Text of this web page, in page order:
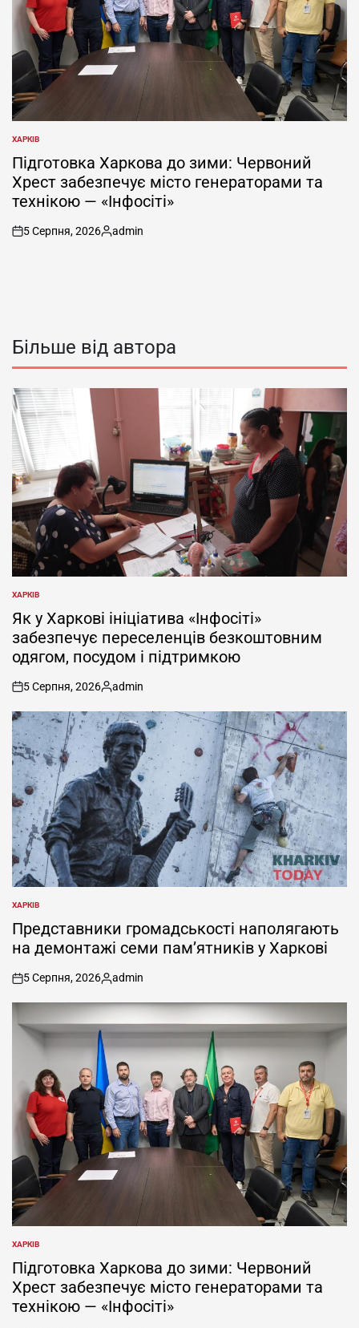
ОПУБЛІКУВАТИ
У
ХАРКІВ
Підготовка Харкова до зими: Червоний
Хрест забезпечує місто генераторами та
технікою — «Інфосіті»
on
5 Серпня, 2026
Опубліковано
admin
Більше від автора
ОПУБЛІКУВАТИ
У
ХАРКІВ
Як у Харкові ініціатива «Інфосіті»
забезпечує переселенців безкоштовним
одягом, посудом і підтримкою
on
5 Серпня, 2026
Опубліковано
admin
ОПУБЛІКУВАТИ
У
ХАРКІВ
Представники громадськості наполягають
на демонтажі семи пам’ятників у Харкові
on
5 Серпня, 2026
Опубліковано
admin
ОПУБЛІКУВАТИ
У
ХАРКІВ
Підготовка Харкова до зими: Червоний
Хрест забезпечує місто генераторами та
технікою — «Інфосіті»